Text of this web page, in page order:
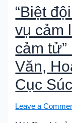
“Biệt
vụ cảm
cảm
Văn,
Cục Súc
Leave a